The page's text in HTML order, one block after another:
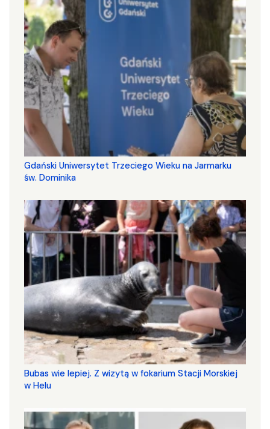
Gdański Uniwersytet Trzeciego Wieku na Jarmarku
św. Dominika
Bubas wie lepiej. Z wizytą w fokarium Stacji Morskiej
w Helu